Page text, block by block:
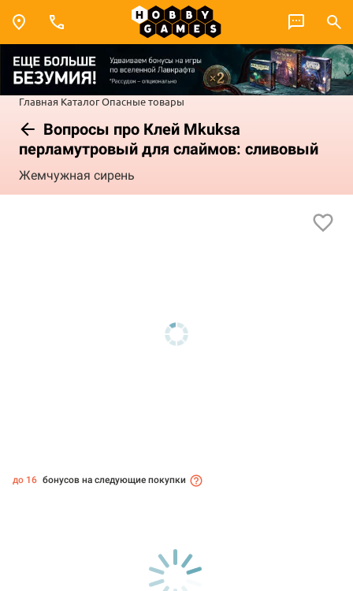
Главная КаталогОпасные товары
Вопросы про Клей Mkuksa
перламутровый для слаймов: сливовый
Жемчужная сирень
до 16 бонусов на следующие покупки